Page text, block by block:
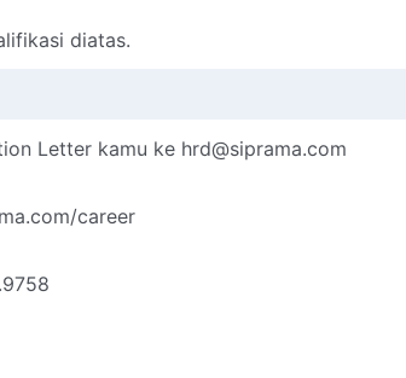
diatas.
Letter kamu ke hrd@siprama.com
career